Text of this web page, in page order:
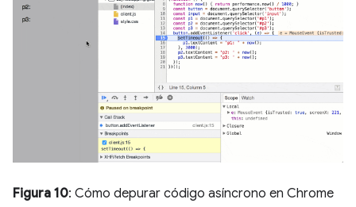
Figura 10: Cómo depurar código asíncrono en Chrome